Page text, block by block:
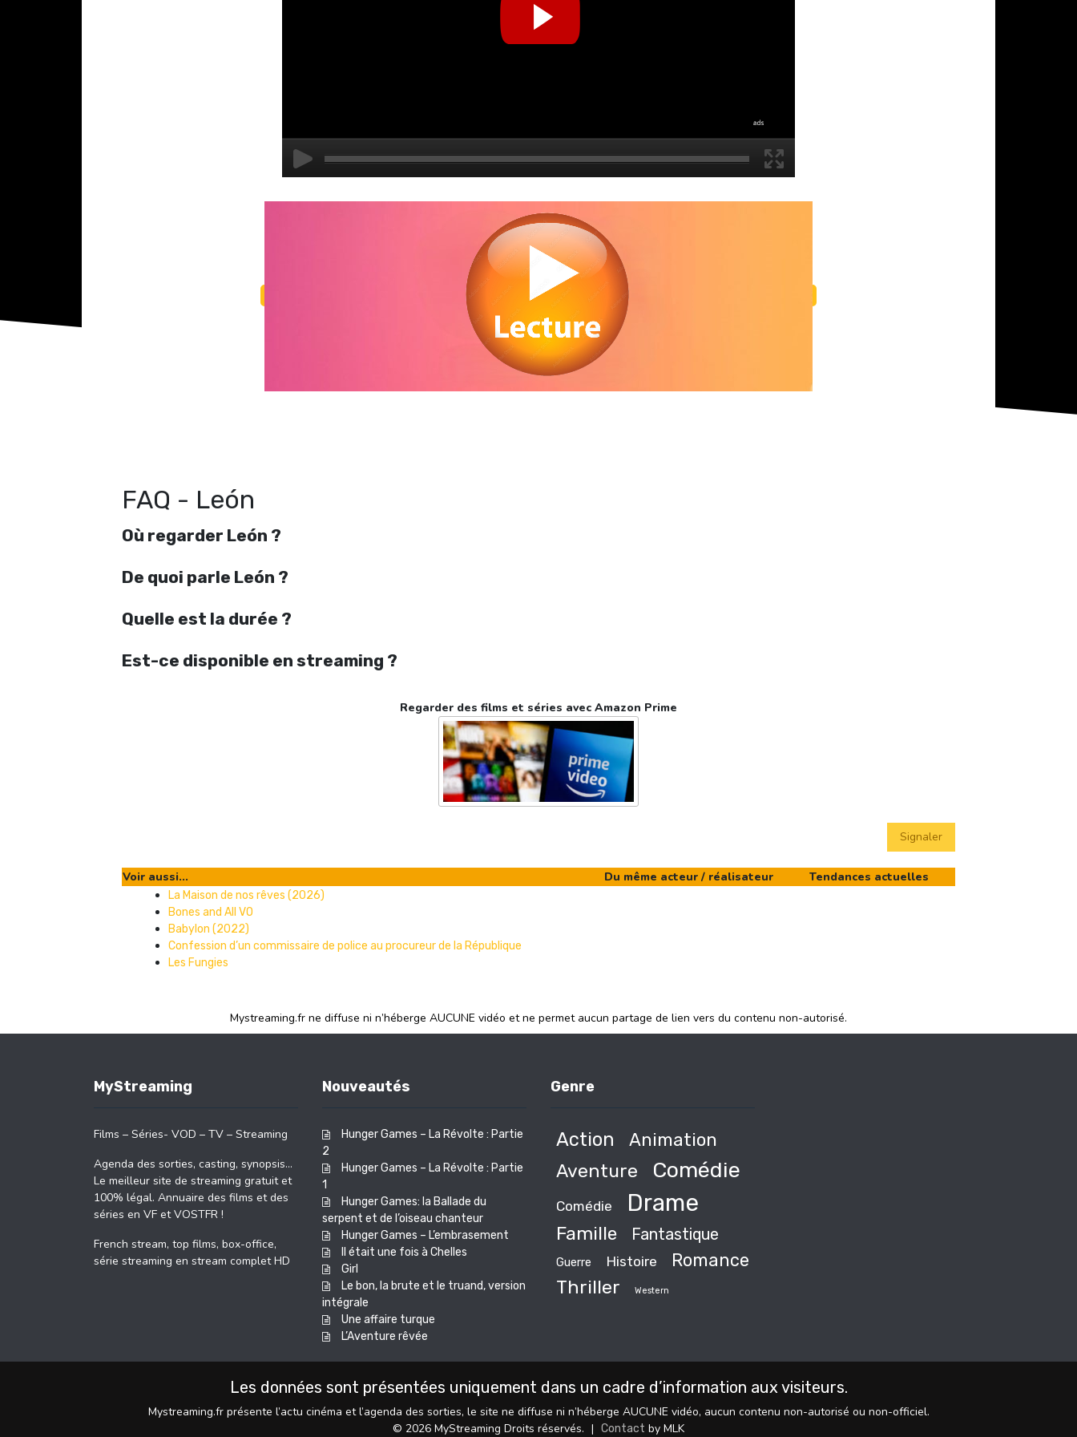
FAQ - León
Où regarder León ?
De quoi parle León ?
Quelle est la durée ?
Est-ce disponible en streaming ?
Regarder des films et séries avec Amazon Prime
Signaler
Voir aussi... Du même acteur / réalisateur Tendances actuelles
La Maison de nos rêves (2026)
Bones and All VO
Babylon (2022)
Confession d’un commissaire de police au procureur de la République
Les Fungies
Mystreaming.fr ne diffuse ni n’héberge AUCUNE vidéo et ne permet aucun partage de lien vers du contenu non-autorisé.
MyStreaming
Films – Séries- VOD – TV – Streaming
Agenda des sorties, casting, synopsis…
Le meilleur site de streaming gratuit et
100% légal. Annuaire des films et des
séries en VF et VOSTFR !
French stream, top films, box-office,
série streaming en stream complet HD
Nouveautés
Hunger Games – La Révolte : Partie
2
Hunger Games – La Révolte : Partie
1
Hunger Games: la Ballade du
serpent et de l’oiseau chanteur
Hunger Games – L’embrasement
Il était une fois à Chelles
Girl
Le bon, la brute et le truand, version
intégrale
Une affaire turque
L’Aventure rêvée
Genre
Action
Animation
Aventure
Comédie
Comédie Drame
Famille Fantastique
Guerre Histoire Romance
Thriller Western
Les données sont présentées uniquement dans un cadre d’information aux visiteurs.
Mystreaming.fr présente l’actu cinéma et l’agenda des sorties, le site ne diffuse ni n’héberge AUCUNE vidéo, aucun contenu non-autorisé ou non-officiel.
© 2026 MyStreaming Droits réservés. | Contact by MLK